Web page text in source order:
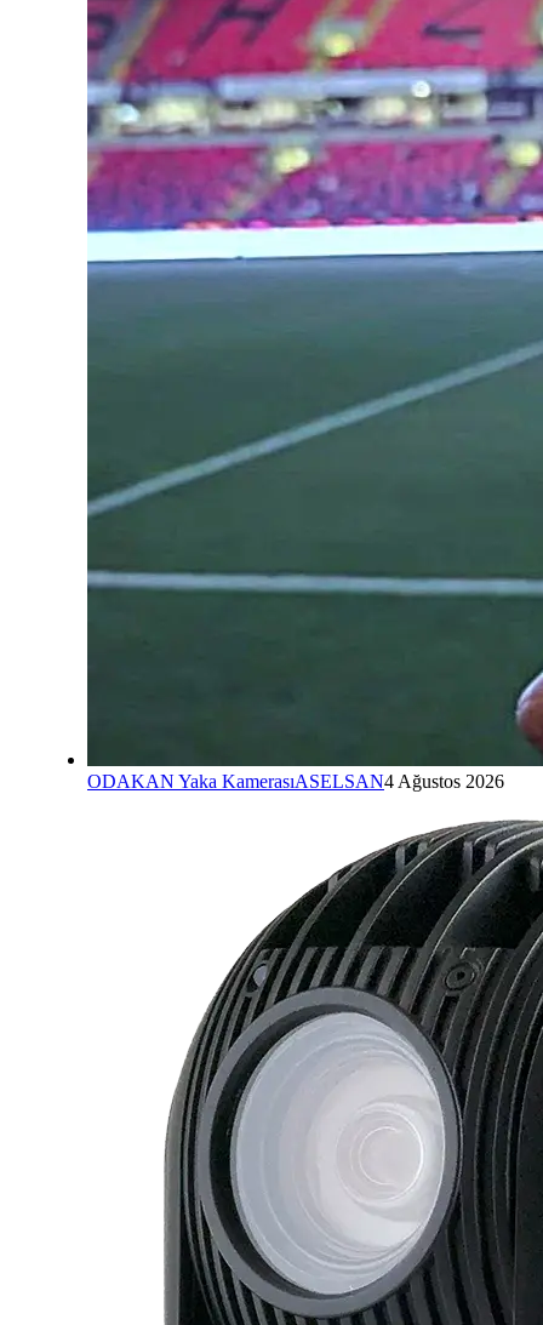
ODAKAN Yaka KamerasıASELSAN4 Ağustos 2026